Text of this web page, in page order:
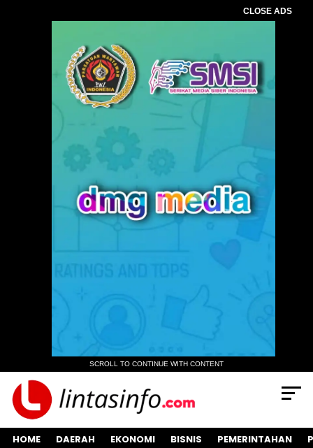
CLOSE ADS
SCROLL TO CONTINUE WITH CONTENT
HOME DAERAH EKONOMI BISNIS PEMERINTAHAN